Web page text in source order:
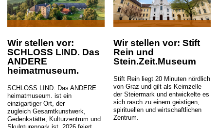
Wir stellen vor:
SCHLOSS LIND. Das
ANDERE
heimatmuseum.
SCHLOSS LIND. Das ANDERE
heimatmuseum. ist ein
einzigartiger Ort, der
zugleich Gesamtkunstwerk,
Gedenkstätte, Kulturzentrum und
Wir stellen vor: Stift
Rein und
Stein.Zeit.Museum
Stift Rein liegt 20 Minuten nördlich
von Graz und gilt als Keimzelle
der Steiermark und entwickelte es
sich rasch zu einem geistigen,
spirituellen und wirtschaftlichen
Zentrum.